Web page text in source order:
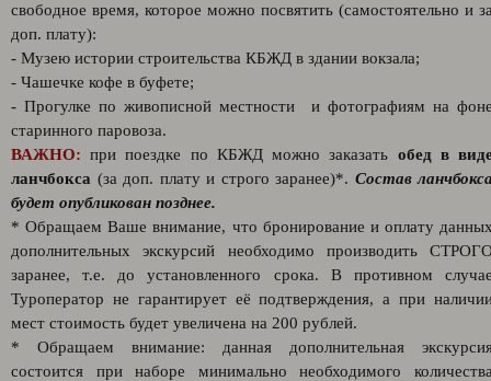
свободное время, которое можно посвятить (самостоятельно и
доп. плату):
- Музею истории строительства КБЖД в здании вокзала;
- Чашечке кофе в буфете;
- Прогулке по живописной местности и фотографиям на
старинного паровоза.
ВАЖНО: при поездке по КБЖД можно заказать обед в
ланчбокса (за доп. плату и строго заранее)*. Состав
будет опубликован позднее.
* Обращаем Ваше внимание, что бронирование и оплату
дополнительных экскурсий необходимо производить
заранее, т.е. до установленного срока. В противном
Туроператор не гарантирует её подтверждения, а при
мест стоимость будет увеличена на 200 рублей.
* Обращаем внимание: данная дополнительная
состоится при наборе минимально необходимого